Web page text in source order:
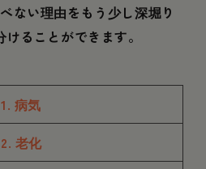
ない理由をもう少し深堀り
ることができます。
1. 病気
2. 老化